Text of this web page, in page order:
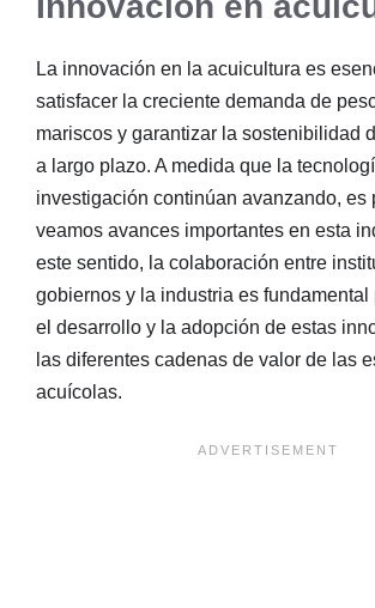
La innovación en la acuicultura es
satisfacer la creciente demanda de
mariscos y garantizar la sostenibilidad
a largo plazo. A medida que la
investigación continúan avanzando, es
veamos avances importantes en esta
este sentido, la colaboración entre
gobiernos y la industria es fundamental
el desarrollo y la adopción de estas
las diferentes cadenas de valor de las
acuícolas.